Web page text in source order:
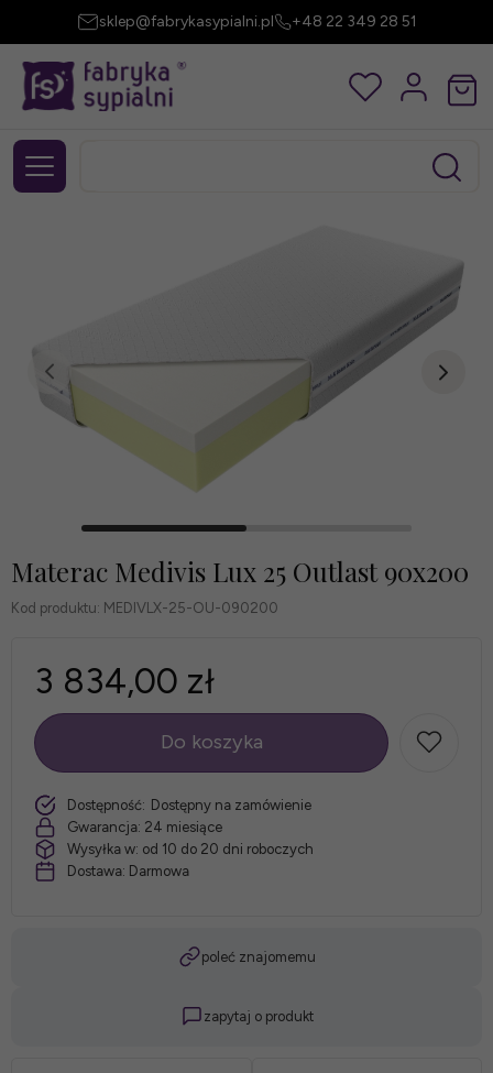
sklep@fabrykasypialni.pl +48 22 349 28 51
Materac Medivis Lux 25 Outlast 90x200
Kod produktu: MEDIVLX-25-OU-090200
3 834,00 zł
szt.
Do koszyka
Dostępność: Dostępny na zamówienie
Gwarancja: 24 miesiące
Wysyłka w: od 10 do 20 dni roboczych
Dostawa: Darmowa
poleć znajomemu
zapytaj o produkt